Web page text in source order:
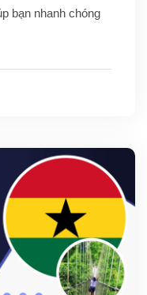
bạn nhanh chóng